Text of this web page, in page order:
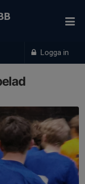
Logga in